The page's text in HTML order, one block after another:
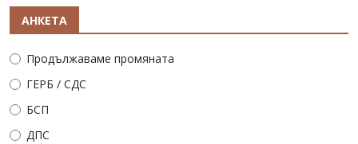
АНКЕТА
Продължаваме промяната
ГЕРБ / СДС
БСП
ДПС